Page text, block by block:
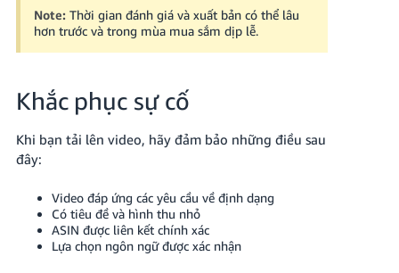
Note: Thời gian đánh giá và xuất bản có thể lâu
hơn trước và trong mùa mua sắm dịp lễ.
Khắc phục sự cố
Khi bạn tải lên video, hãy đảm bảo những điều sau
đây:
Video đáp ứng các yêu cầu về định dạng
Có tiêu đề và hình thu nhỏ
ASIN được liên kết chính xác
Lựa chọn ngôn ngữ được xác nhận